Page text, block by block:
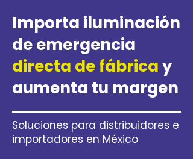
Importa iluminación
de emergencia
directa de fábricay
aumenta tu margen
Soluciones para distribuidores e
importadores en México